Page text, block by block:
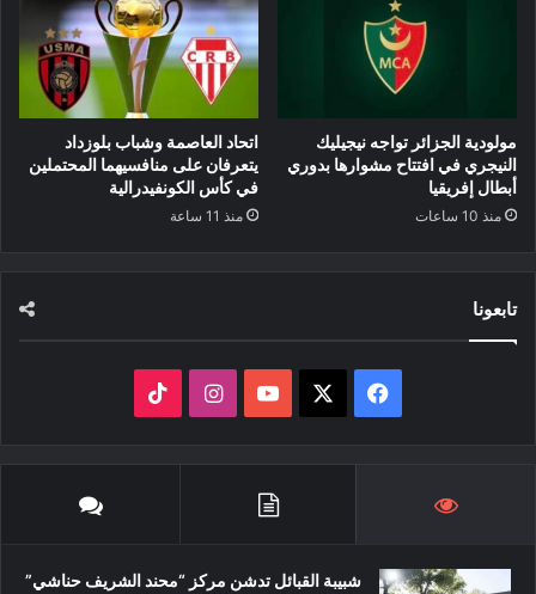
مولودية الجزائر تواجه نيجيليك
النيجري في افتتاح مشوارها بدوري
أبطال إفريقيا
منذ 10 ساعات
اتحاد العاصمة وشباب بلوزداد
يتعرفان على منافسيهما المحتملين
في كأس الكونفيدرالية
منذ 11 ساعة
تابعونا
فيسبوك ‫YouTubeانستقرام
شبيبة القبائل تدشن مركز “محند الشريف حناشي”